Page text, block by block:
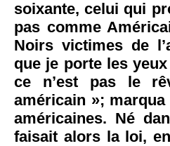
soixante, celui qui
pas comme
Noirs victimes de
que je porte les
ce n’est pas le
américain »;
américaines. Né
faisait alors la loi,